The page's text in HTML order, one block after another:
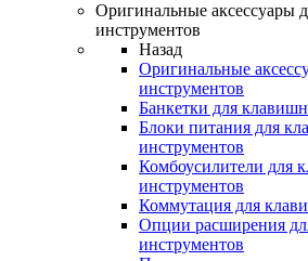
Оригинальные аксессуары
инструментов
Назад
Оригинальные
инструментов
Банкетки для
Блоки питания для
инструментов
Комбоусилители для
инструментов
Коммутация для
Опции расширения
инструментов